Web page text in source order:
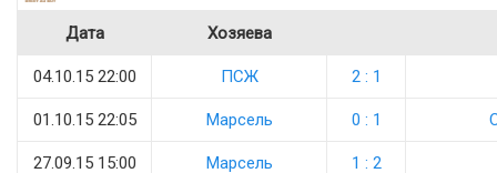
Дата Хозяева
04.10.15 22:00 ПСЖ 2 : 1
01.10.15 22:05 Марсель 0 : 1
27.09.15 15:00 Марсель 1 : 2